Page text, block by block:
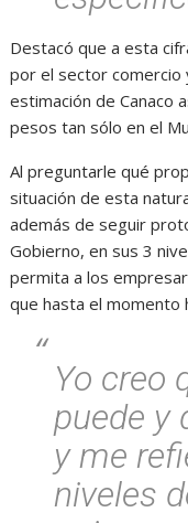
Destacó que a esta
por el sector comercio
estimación de Canaco
pesos tan sólo en el
Al preguntarle qué
situación de esta
además de seguir
Gobierno, en sus 3
permita a los
que hasta el momento
Yo creo
puede y
y me
niveles